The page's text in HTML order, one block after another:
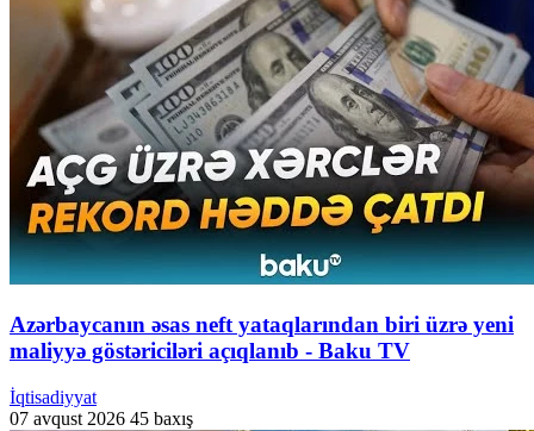
Azərbaycanın əsas neft yataqlarından biri üzrə yeni
maliyyə göstəriciləri açıqlanıb - Baku TV
İqtisadiyyat
07 avqust 2026 45 baxış